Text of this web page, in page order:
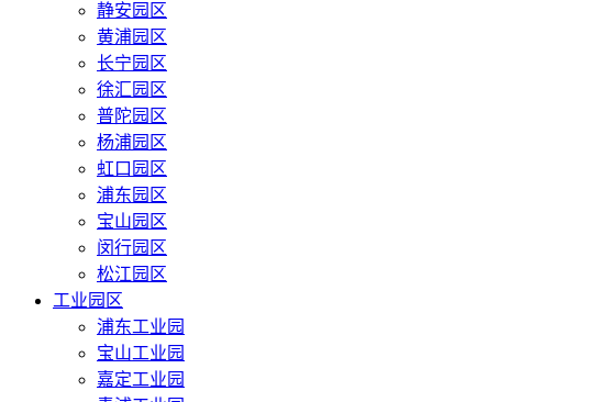
静安园区
黄浦园区
长宁园区
徐汇园区
普陀园区
杨浦园区
虹口园区
浦东园区
宝山园区
闵行园区
松江园区
工业园区
浦东工业园
宝山工业园
嘉定工业园